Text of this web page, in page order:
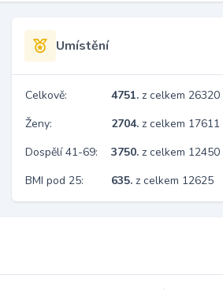
Umístění
Celkově: 4751. z celkem 26320
Ženy:
2704. z celkem 17611
Dospělí 41-69:
3750. z celkem 12450
BMI pod 25:
635. z celkem 12625